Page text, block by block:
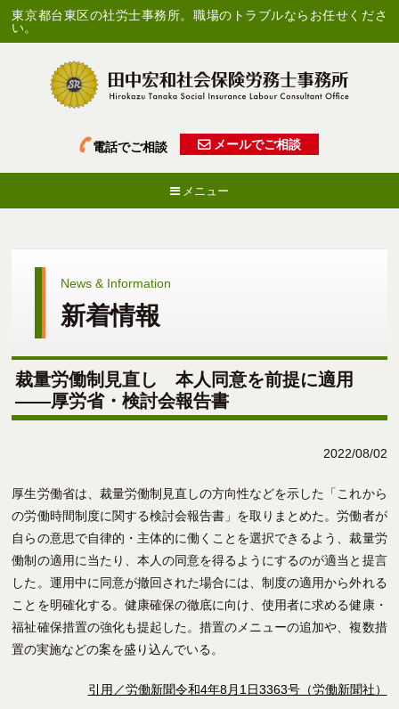
東京都台東区の社労士事務所。職場のトラブルならお任せくださ
い。
電話でご相談 メールでご相談
メニュー
News & Information
新着情報
裁量労働制見直し 本人同意を前提に適用
――厚労省・検討会報告書
2022/08/02
厚生労働省は、裁量労働制見直しの方向性などを示した「これから
の労働時間制度に関する検討会報告書」を取りまとめた。労働者が
自らの意思で自律的・主体的に働くことを選択できるよう、裁量労
働制の適用に当たり、本人の同意を得るようにするのが適当と提言
した。運用中に同意が撤回された場合には、制度の適用から外れる
ことを明確化する。健康確保の徹底に向け、使用者に求める健康・
福祉確保措置の強化も提起した。措置のメニューの追加や、複数措
置の実施などの案を盛り込んでいる。
引用／労働新聞令和4年8月1日3363号（労働新聞社）